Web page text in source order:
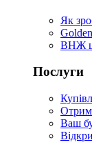
Як
ВНЖ
Послуги
Ваш